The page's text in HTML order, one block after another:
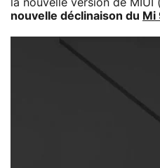
la nouvelle version de MIUI
nouvelle déclinaison du Mi